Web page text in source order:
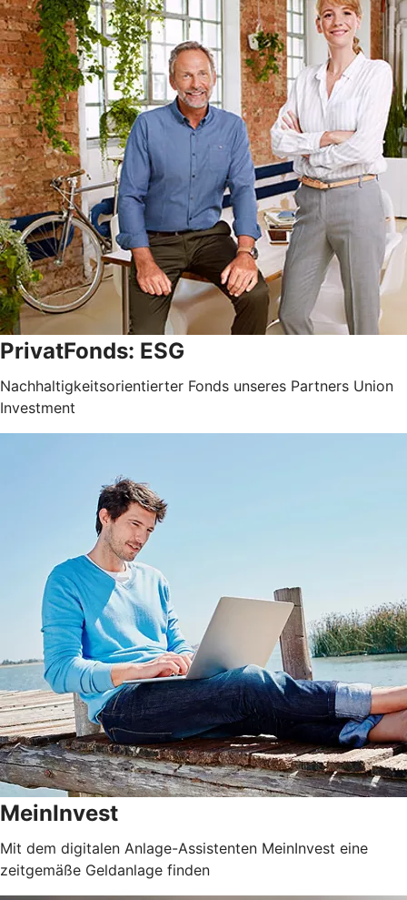
PrivatFonds: ESG
Nachhaltigkeitsorientierter Fonds unseres Partners Union
Investment
MeinInvest
Mit dem digitalen Anlage-Assistenten MeinInvest eine
zeitgemäße Geldanlage finden